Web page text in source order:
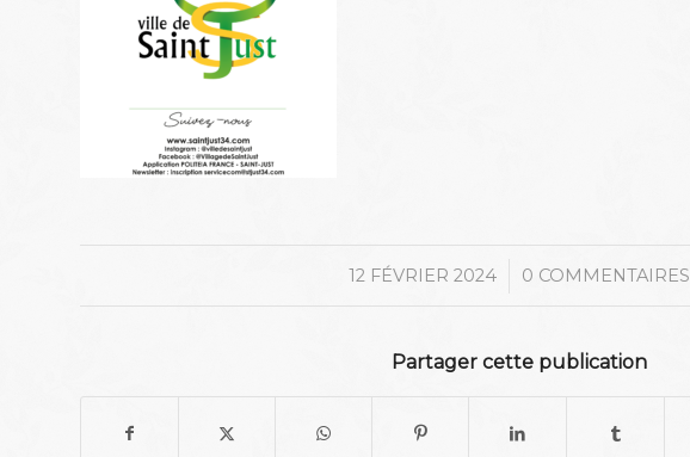
12 FÉVRIER 2024
/ 0 COMMENTAIRES
Partager cette publication